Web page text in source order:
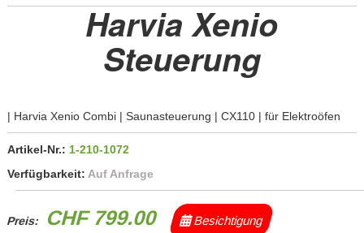
Harvia Xenio
Steuerung
| Harvia Xenio Combi | Saunasteuerung | CX110 | für Elektroöfen
Artikel-Nr.: 1-210-1072
Verfügbarkeit: Auf Anfrage
Preis: CHF 799.00 Besichtigung